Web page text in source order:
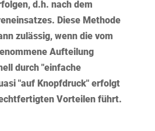
d.h. nach dem
Diese Methode
zulässig, wenn die vom
Aufteilung
durch "einfache
"auf Knopfdruck" erfolgt
Vorteilen führt.